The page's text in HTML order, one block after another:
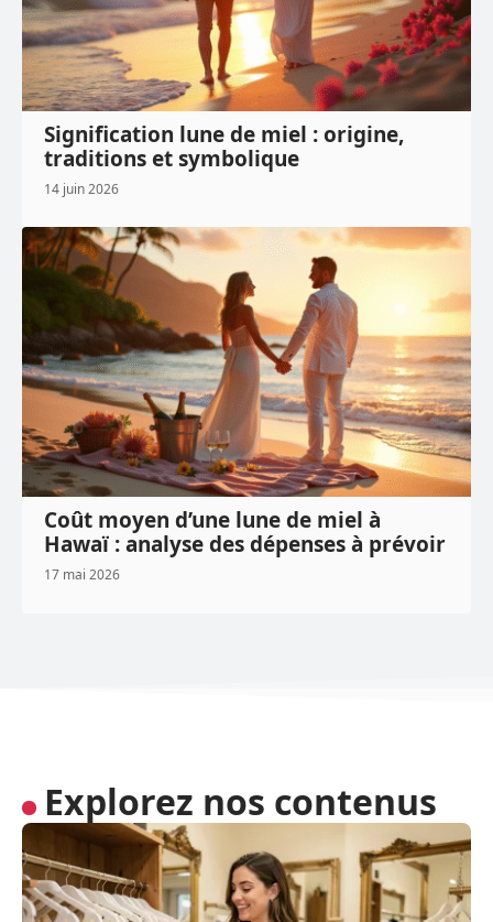
Signification lune de miel : origine,
traditions et symbolique
14 juin 2026
Coût moyen d’une lune de miel à
Hawaï : analyse des dépenses à prévoir
17 mai 2026
Explorez nos contenus